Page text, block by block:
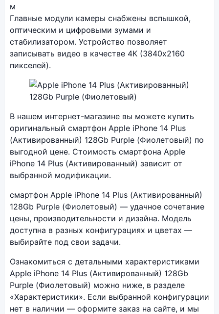
м
Главные модули камеры снабжены вспышкой,
оптическим и цифровыми зумами и
стабилизатором. Устройство позволяет
записывать видео в качестве 4К (3840x2160
пикселей).
В нашем интернет-магазине вы можете купить
оригинальный смартфон Apple iPhone 14 Plus
(Активированный) 128Gb Purple (Фиолетовый) по
выгодной цене. Стоимость смартфона Apple
iPhone 14 Plus (Активированный) зависит от
выбранной модификации.
смартфон Apple iPhone 14 Plus (Активированный)
128Gb Purple (Фиолетовый) — удачное сочетание
цены, производительности и дизайна. Модель
доступна в разных конфигурациях и цветах —
выбирайте под свои задачи.
Ознакомиться с детальными характеристиками
Apple iPhone 14 Plus (Активированный) 128Gb
Purple (Фиолетовый) можно ниже, в разделе
«Характеристики». Если выбранной конфигурации
нет в наличии — оформите заказ на сайте, и мы